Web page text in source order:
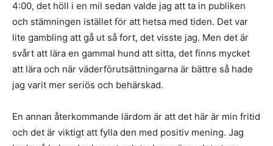
4:00, det höll i en mil sedan valde jag att ta in publiken
och stämningen istället för att hetsa med tiden. Det var
lite gambling att gå ut så fort, det visste jag. Men det är
svårt att lära en gammal hund att sitta, det finns mycket
att lära och när väderförutsättningarna är bättre så hade
jag varit mer seriös och behärskad.
En annan återkommande lärdom är att det här är min fritid
och det är viktigt att fylla den med positiv mening. Jag